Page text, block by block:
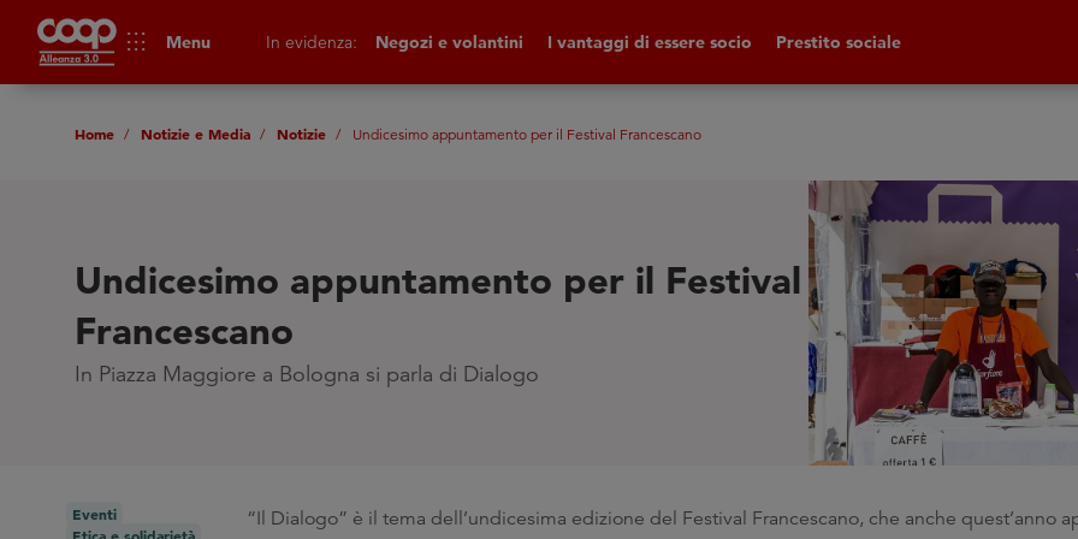
apps Menu In evidenza: Negozi e volantini I vantaggi di essere socio Prestito sociale
Home Notizie e Media Notizie Undicesimo appuntamento per il Festival Francescano
Undicesimo appuntamento per il Festival
Francescano
In Piazza Maggiore a Bologna si parla di Dialogo
Eventi
“Il Dialogo” è il tema dell’undicesima edizione del Festival Francescano, che anche quest’anno